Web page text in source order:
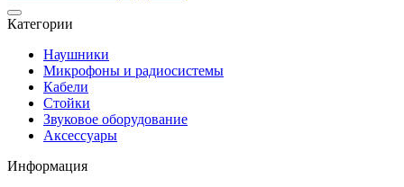
Категории
Наушники
Микрофоны и радиосистемы
Кабели
Стойки
Звуковое оборудование
Аксессуары
Информация